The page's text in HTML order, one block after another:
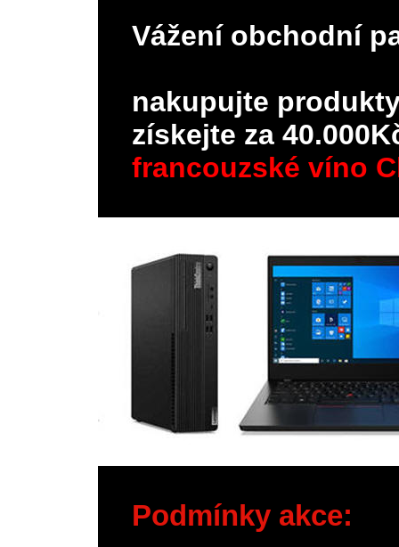
Vážení obchodní
nakupujte
získejte za
francouzské víno
Podmínky akce: